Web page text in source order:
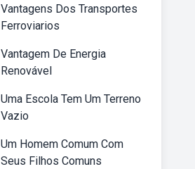
Vantagens Dos Transportes
Ferroviarios
Vantagem De Energia
Renovável
Uma Escola Tem Um Terreno
Vazio
Um Homem Comum Com
Seus Filhos Comuns